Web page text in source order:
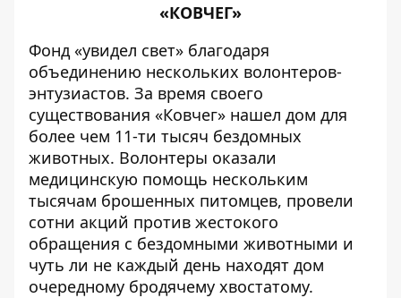
«КОВЧЕГ»
Фонд «увидел свет» благодаря
объединению нескольких волонтеров-
энтузиастов. За время своего
существования «Ковчег» нашел дом для
более чем 11-ти тысяч бездомных
животных. Волонтеры оказали
медицинскую помощь нескольким
тысячам брошенных питомцев, провели
сотни акций против жестокого
обращения с бездомными животными и
чуть ли не каждый день находят дом
очередному бродячему хвостатому.